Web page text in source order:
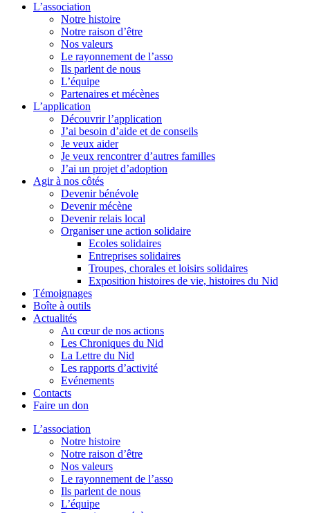
L’association
Notre histoire
Notre raison d’être
Nos valeurs
Le rayonnement de l’asso
Ils parlent de nous
L’équipe
Partenaires et mécènes
L’application
Découvrir l’application
J’ai besoin d’aide et de conseils
Je veux aider
Je veux rencontrer d’autres familles
J’ai un projet d’adoption
Agir à nos côtés
Devenir bénévole
Devenir mécène
Devenir relais local
Organiser une action solidaire
Ecoles solidaires
Entreprises solidaires
Troupes, chorales et loisirs solidaires
Exposition histoires de vie, histoires du Nid
Témoignages
Boîte à outils
Actualités
Au cœur de nos actions
Les Chroniques du Nid
La Lettre du Nid
Les rapports d’activité
Evénements
Contacts
Faire un don
L’association
Notre histoire
Notre raison d’être
Nos valeurs
Le rayonnement de l’asso
Ils parlent de nous
L’équipe